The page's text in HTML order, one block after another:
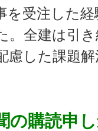
を受注した
。全建は引
慮した課題
の購読申